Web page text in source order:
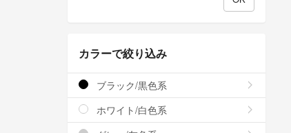
カラーで絞り込み
ブラック/黒色系
ホワイト/白色系